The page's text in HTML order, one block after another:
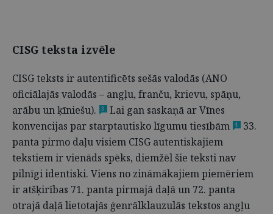
CISG teksta izvēle
CISG teksts ir autentificēts sešās valodās (ANO
oficiālajās valodās – angļu, franču, krievu, spāņu,
arābu un ķīniešu).
3
Lai gan saskaņā ar Vīnes
konvencijas par starptautisko līgumu tiesībām
4
33.
panta pirmo daļu visiem CISG autentiskajiem
tekstiem ir vienāds spēks, diemžēl šie teksti nav
pilnīgi identiski. Viens no zināmākajiem piemēriem
ir atšķirības 71. panta pirmajā daļā un 72. panta
otrajā daļā lietotajās ģenrālklauzulās tekstos angļu